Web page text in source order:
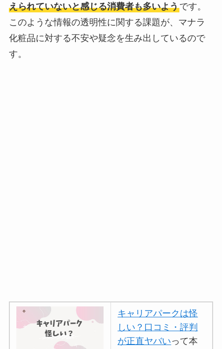
えられていないと感じる消費者も多いようです。
このような情報の透明性に関する課題が、マナラ
化粧品に対する不安や疑念を生み出しているので
す。
キャリアパークは怪
しい？口コミ・評判
が正直ヤバいって本